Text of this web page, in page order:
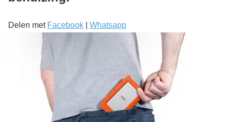
Delen met Facebook Whatsapp